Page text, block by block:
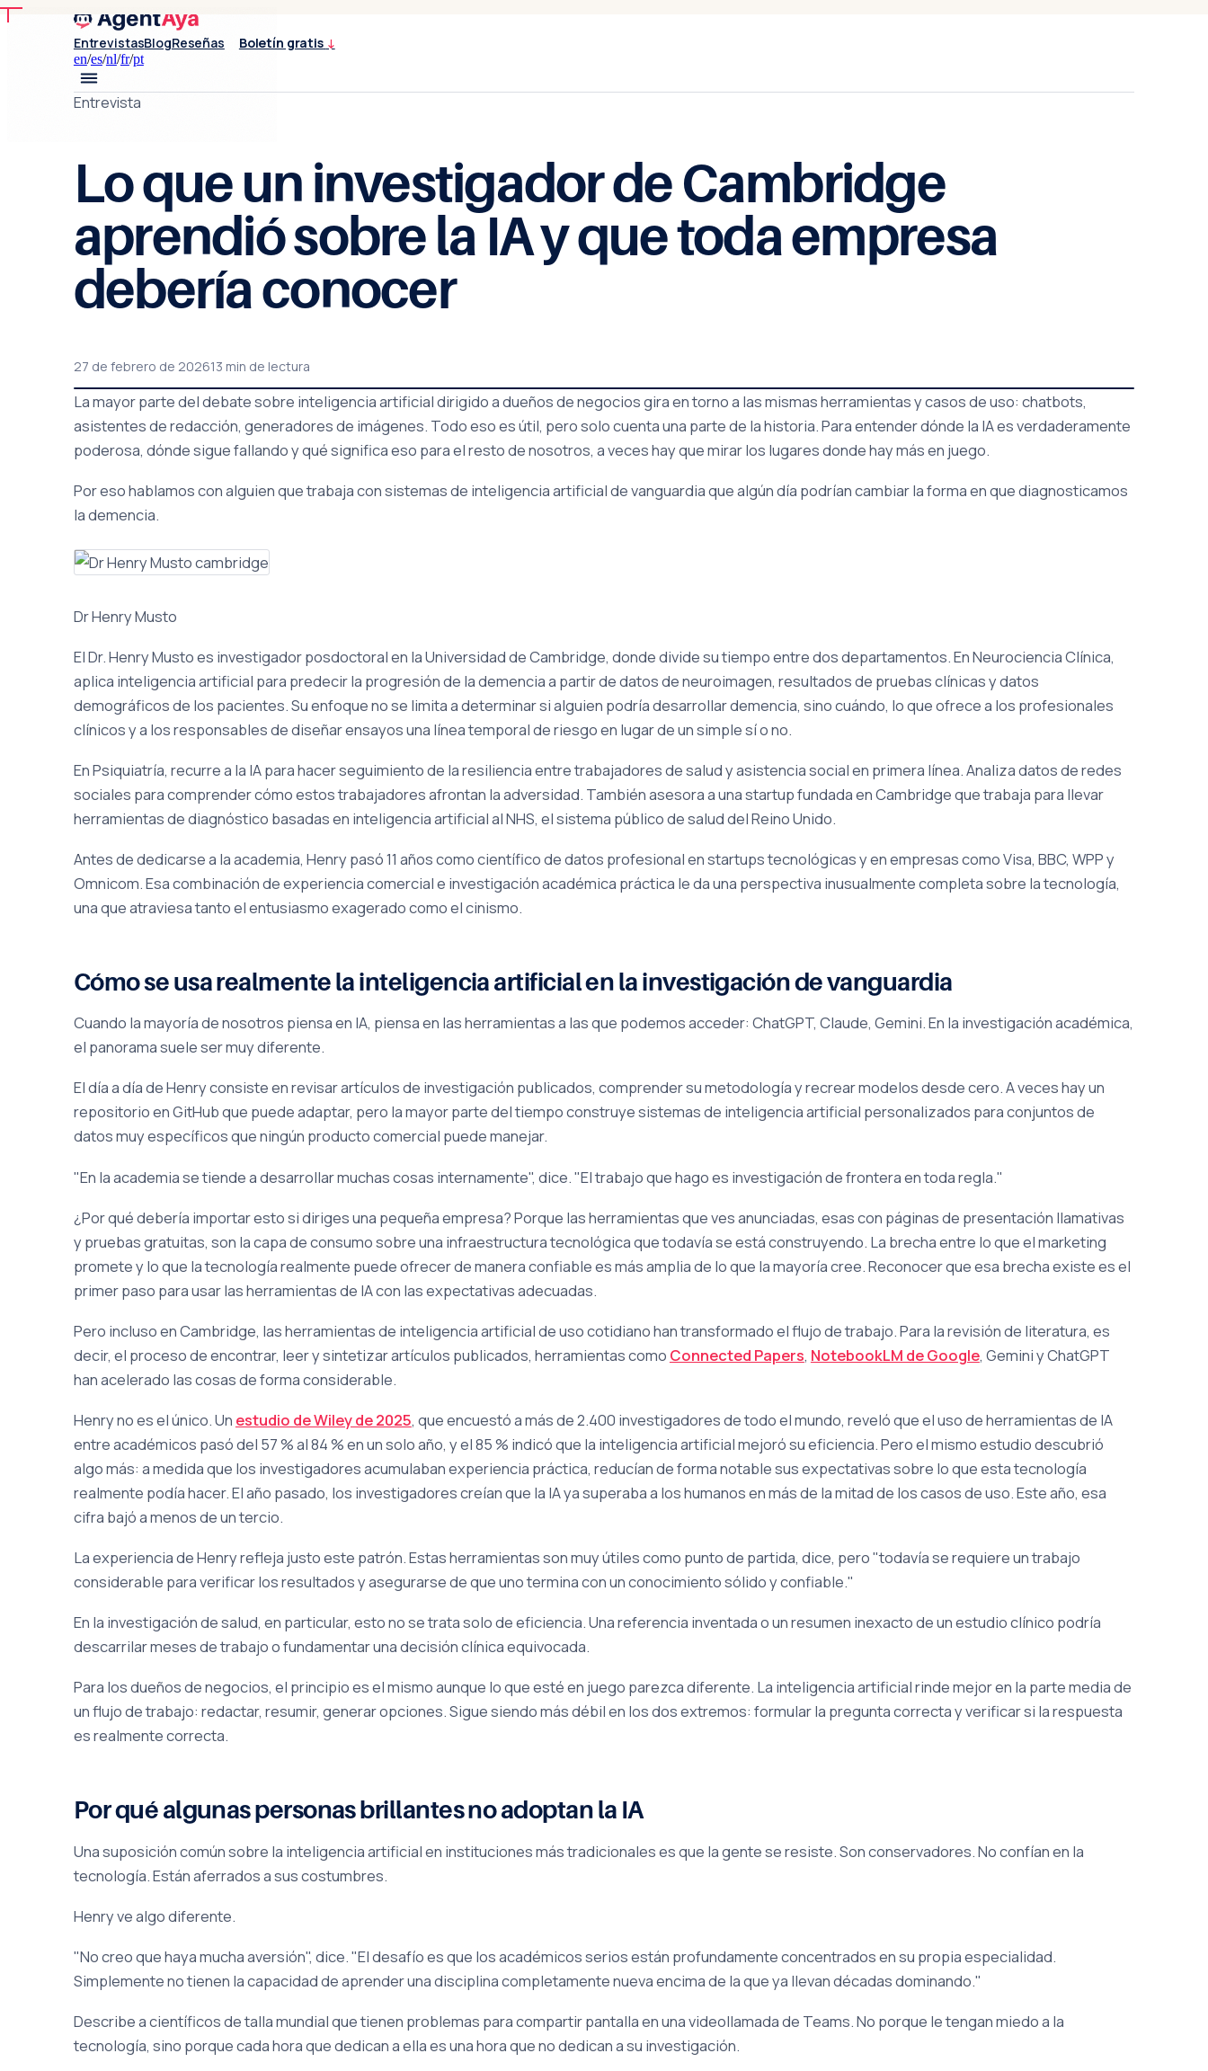
EntrevistasBlogReseñas Boletín gratis ↓
en/es/nl/fr/pt
Entrevista
Lo que un investigador de Cambridge
aprendió sobre la IA y que toda empresa
debería conocer
27 de febrero de 202613 min de lectura
La mayor parte del debate sobre inteligencia artificial dirigido a dueños de negocios gira en torno a las mismas herramientas y casos de uso: chatbots,
asistentes de redacción, generadores de imágenes. Todo eso es útil, pero solo cuenta una parte de la historia. Para entender dónde la IA es verdaderamente
poderosa, dónde sigue fallando y qué significa eso para el resto de nosotros, a veces hay que mirar los lugares donde hay más en juego.
Por eso hablamos con alguien que trabaja con sistemas de inteligencia artificial de vanguardia que algún día podrían cambiar la forma en que diagnosticamos
la demencia.
Dr Henry Musto
El Dr. Henry Musto es investigador posdoctoral en la Universidad de Cambridge, donde divide su tiempo entre dos departamentos. En Neurociencia Clínica,
aplica inteligencia artificial para predecir la progresión de la demencia a partir de datos de neuroimagen, resultados de pruebas clínicas y datos
demográficos de los pacientes. Su enfoque no se limita a determinar si alguien podría desarrollar demencia, sino cuándo, lo que ofrece a los profesionales
clínicos y a los responsables de diseñar ensayos una línea temporal de riesgo en lugar de un simple sí o no.
En Psiquiatría, recurre a la IA para hacer seguimiento de la resiliencia entre trabajadores de salud y asistencia social en primera línea. Analiza datos de redes
sociales para comprender cómo estos trabajadores afrontan la adversidad. También asesora a una startup fundada en Cambridge que trabaja para llevar
herramientas de diagnóstico basadas en inteligencia artificial al NHS, el sistema público de salud del Reino Unido.
Antes de dedicarse a la academia, Henry pasó 11 años como científico de datos profesional en startups tecnológicas y en empresas como Visa, BBC, WPP y
Omnicom. Esa combinación de experiencia comercial e investigación académica práctica le da una perspectiva inusualmente completa sobre la tecnología,
una que atraviesa tanto el entusiasmo exagerado como el cinismo.
Cómo se usa realmente la inteligencia artificial en la investigación de vanguardia
Cuando la mayoría de nosotros piensa en IA, piensa en las herramientas a las que podemos acceder: ChatGPT, Claude, Gemini. En la investigación académica,
el panorama suele ser muy diferente.
El día a día de Henry consiste en revisar artículos de investigación publicados, comprender su metodología y recrear modelos desde cero. A veces hay un
repositorio en GitHub que puede adaptar, pero la mayor parte del tiempo construye sistemas de inteligencia artificial personalizados para conjuntos de
datos muy específicos que ningún producto comercial puede manejar.
"En la academia se tiende a desarrollar muchas cosas internamente", dice. "El trabajo que hago es investigación de frontera en toda regla."
¿Por qué debería importar esto si diriges una pequeña empresa? Porque las herramientas que ves anunciadas, esas con páginas de presentación llamativas
y pruebas gratuitas, son la capa de consumo sobre una infraestructura tecnológica que todavía se está construyendo. La brecha entre lo que el marketing
promete y lo que la tecnología realmente puede ofrecer de manera confiable es más amplia de lo que la mayoría cree. Reconocer que esa brecha existe es el
primer paso para usar las herramientas de IA con las expectativas adecuadas.
Pero incluso en Cambridge, las herramientas de inteligencia artificial de uso cotidiano han transformado el flujo de trabajo. Para la revisión de literatura, es
decir, el proceso de encontrar, leer y sintetizar artículos publicados, herramientas como Connected Papers, NotebookLM de Google, Gemini y ChatGPT
han acelerado las cosas de forma considerable.
Henry no es el único. Un estudio de Wiley de 2025, que encuestó a más de 2.400 investigadores de todo el mundo, reveló que el uso de herramientas de IA
entre académicos pasó del 57 % al 84 % en un solo año, y el 85 % indicó que la inteligencia artificial mejoró su eficiencia. Pero el mismo estudio descubrió
algo más: a medida que los investigadores acumulaban experiencia práctica, reducían de forma notable sus expectativas sobre lo que esta tecnología
realmente podía hacer. El año pasado, los investigadores creían que la IA ya superaba a los humanos en más de la mitad de los casos de uso. Este año, esa
cifra bajó a menos de un tercio.
La experiencia de Henry refleja justo este patrón. Estas herramientas son muy útiles como punto de partida, dice, pero "todavía se requiere un trabajo
considerable para verificar los resultados y asegurarse de que uno termina con un conocimiento sólido y confiable."
En la investigación de salud, en particular, esto no se trata solo de eficiencia. Una referencia inventada o un resumen inexacto de un estudio clínico podría
descarrilar meses de trabajo o fundamentar una decisión clínica equivocada.
Para los dueños de negocios, el principio es el mismo aunque lo que esté en juego parezca diferente. La inteligencia artificial rinde mejor en la parte media de
un flujo de trabajo: redactar, resumir, generar opciones. Sigue siendo más débil en los dos extremos: formular la pregunta correcta y verificar si la respuesta
es realmente correcta.
Por qué algunas personas brillantes no adoptan la IA
Una suposición común sobre la inteligencia artificial en instituciones más tradicionales es que la gente se resiste. Son conservadores. No confían en la
tecnología. Están aferrados a sus costumbres.
Henry ve algo diferente.
"No creo que haya mucha aversión", dice. "El desafío es que los académicos serios están profundamente concentrados en su propia especialidad.
Simplemente no tienen la capacidad de aprender una disciplina completamente nueva encima de la que ya llevan décadas dominando."
Describe a científicos de talla mundial que tienen problemas para compartir pantalla en una videollamada de Teams. No porque le tengan miedo a la
tecnología, sino porque cada hora que dedican a ella es una hora que no dedican a su investigación.